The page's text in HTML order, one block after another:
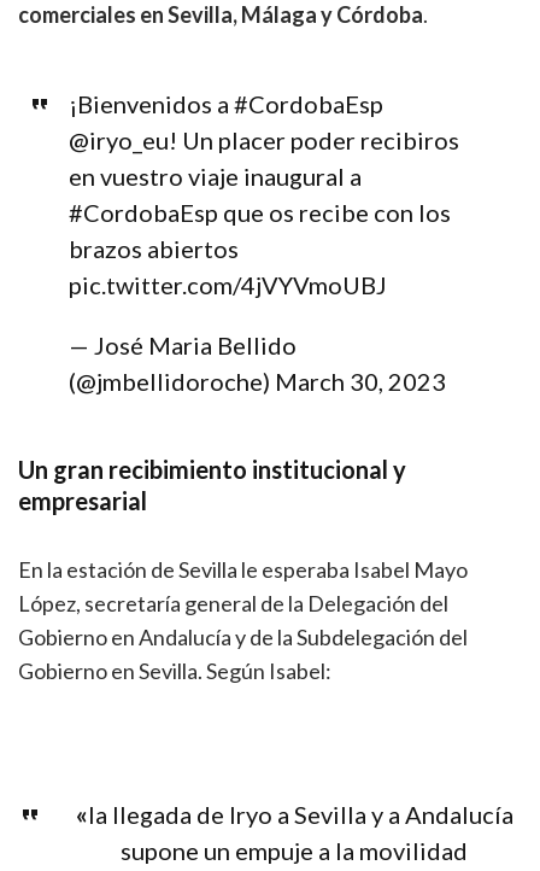
comerciales en Sevilla, Málaga y Córdoba.
¡Bienvenidos a #CordobaEsp
@iryo_eu! Un placer poder recibiros
en vuestro viaje inaugural a
#CordobaEsp que os recibe con los
brazos abiertos
pic.twitter.com/4jVYVmoUBJ
— José Maria Bellido
(@jmbellidoroche) March 30, 2023
Un gran recibimiento institucional y
empresarial
En la estación de Sevilla le esperaba Isabel Mayo
López, secretaría general de la Delegación del
Gobierno en Andalucía y de la Subdelegación del
Gobierno en Sevilla. Según Isabel:
«la llegada de Iryo a Sevilla y a Andalucía
supone un empuje a la movilidad